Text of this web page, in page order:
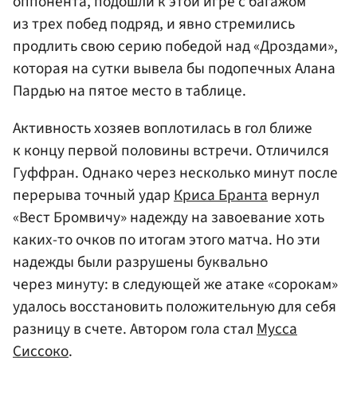
из трех побед подряд, и явно стремились
продлить свою серию победой над «Дроздами»,
которая на сутки вывела бы подопечных Алана
Пардью на пятое место в таблице.
Активность хозяев воплотилась в гол ближе
к концу первой половины встречи. Отличился
Гуффран. Однако через несколько минут после
перерыва точный ударКриса Брантавернул
«Вест Бромвичу» надежду на завоевание хоть
каких-то очков по итогам этого матча. Но эти
надежды были разрушены буквально
через минуту: в следующей же атаке «сорокам»
удалось восстановить положительную для себя
разницу в счете. Автором гола сталМусса
Сиссоко.